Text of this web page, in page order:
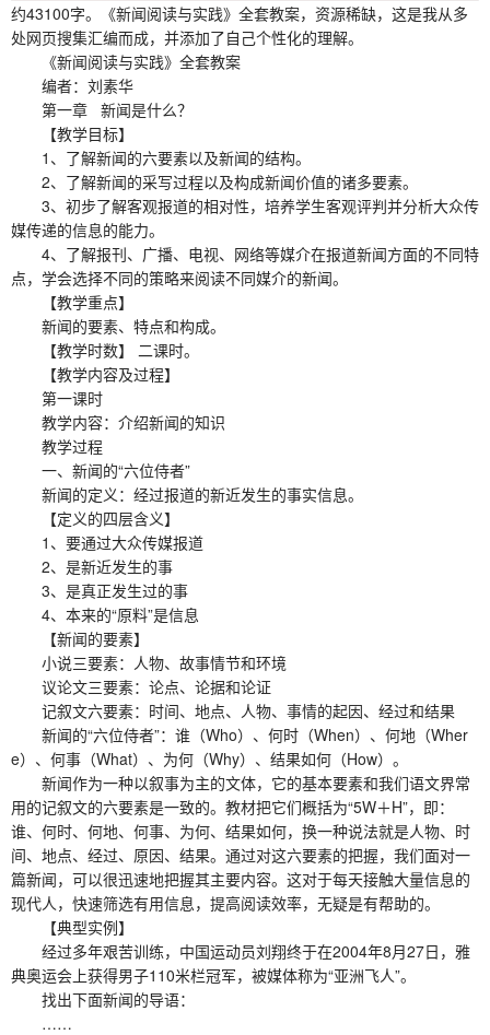
约43100字。《新闻阅读与实践》全套教案，资源稀缺，这是我从多
处网页搜集汇编而成，并添加了自己个性化的理解。
《新闻阅读与实践》全套教案
编者：刘素华
第一章 新闻是什么？
【教学目标】
1、了解新闻的六要素以及新闻的结构。
2、了解新闻的采写过程以及构成新闻价值的诸多要素。
3、初步了解客观报道的相对性，培养学生客观评判并分析大众传
媒传递的信息的能力。
4、了解报刊、广播、电视、网络等媒介在报道新闻方面的不同特
点，学会选择不同的策略来阅读不同媒介的新闻。
【教学重点】
新闻的要素、特点和构成。
【教学时数】 二课时。
【教学内容及过程】
第一课时
教学内容：介绍新闻的知识
教学过程
一、新闻的“六位侍者”
新闻的定义：经过报道的新近发生的事实信息。
【定义的四层含义】
1、要通过大众传媒报道
2、是新近发生的事
3、是真正发生过的事
4、本来的“原料”是信息
【新闻的要素】
小说三要素：人物、故事情节和环境
议论文三要素：论点、论据和论证
记叙文六要素：时间、地点、人物、事情的起因、经过和结果
新闻的“六位侍者”：谁（Who）、何时（When）、何地（Wher
e）、何事（What）、为何（Why）、结果如何（How）。
新闻作为一种以叙事为主的文体，它的基本要素和我们语文界常
用的记叙文的六要素是一致的。教材把它们概括为“5W＋H”，即：
谁、何时、何地、何事、为何、结果如何，换一种说法就是人物、时
间、地点、经过、原因、结果。通过对这六要素的把握，我们面对一
篇新闻，可以很迅速地把握其主要内容。这对于每天接触大量信息的
现代人，快速筛选有用信息，提高阅读效率，无疑是有帮助的。
【典型实例】
经过多年艰苦训练，中国运动员刘翔终于在2004年8月27日，雅
典奥运会上获得男子110米栏冠军，被媒体称为“亚洲飞人”。
找出下面新闻的导语：
……